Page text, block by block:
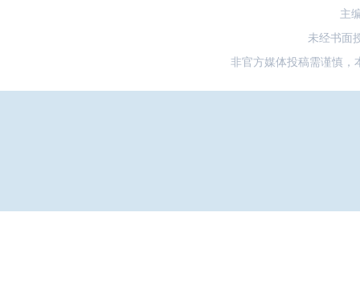
主
未经书面
非官方媒体投稿需谨慎，